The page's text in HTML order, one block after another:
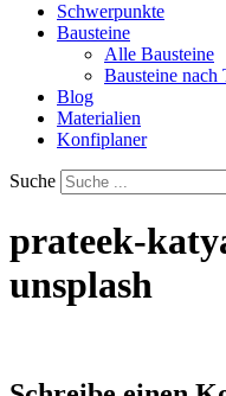
Schwerpunkte
Bausteine
Alle Bausteine
Bausteine nach
Blog
Materialien
Konfiplaner
Suche
prateek-
unsplash